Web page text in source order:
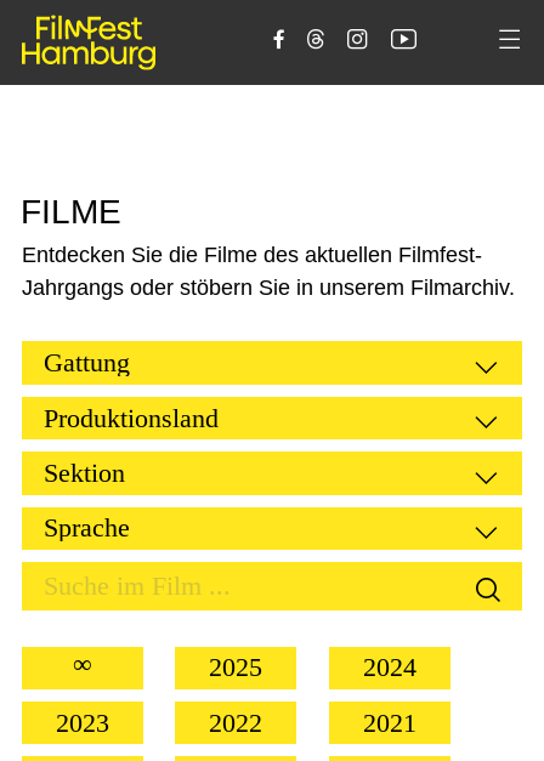
    
FILME
Entdecken Sie die Filme des aktuellen Filmfest-
Jahrgangs oder stöbern Sie in unserem Filmarchiv.
∞ 2025
2024
2023
2022
2021